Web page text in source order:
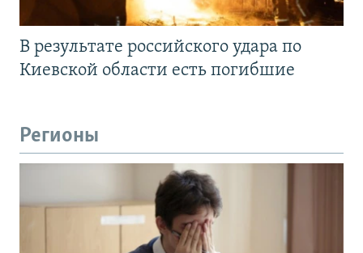
В результате российского удара по
Киевской области есть погибшие
Регионы